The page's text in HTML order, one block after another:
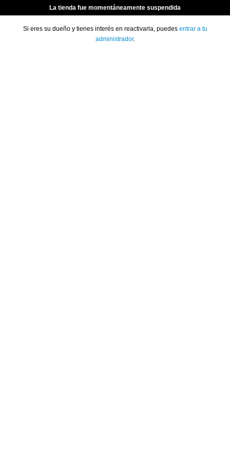
La tienda fue momentáneamente suspendida
Si eres su dueño y tienes interés en reactivarla, puedes entrar a tu
administrador.